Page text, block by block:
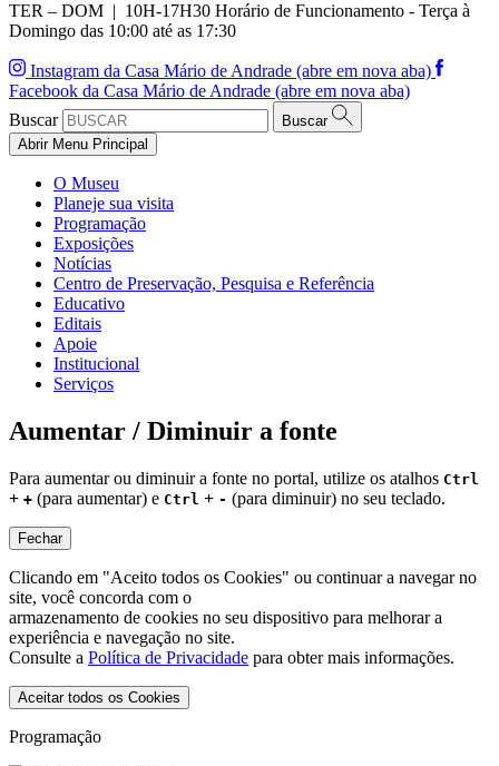
TER – DOM | 10H-17H30 Horário de Funcionamento - Terça à
Domingo das 10:00 até as 17:30
Instagram da Casa Mário de Andrade (abre em nova aba)
Facebook da Casa Mário de Andrade (abre em nova aba)
Buscar
Buscar
Abrir Menu Principal
O Museu
Planeje sua visita
Programação
Exposições
Notícias
Centro de Preservação, Pesquisa e Referência
Educativo
Editais
Apoie
Institucional
Serviços
Aumentar / Diminuir a fonte
Para aumentar ou diminuir a fonte no portal, utilize os atalhos Ctrl
+ + (para aumentar) e Ctrl + - (para diminuir) no seu teclado.
Fechar
Clicando em "Aceito todos os Cookies" ou continuar a navegar no
site, você concorda com o
armazenamento de cookies no seu dispositivo para melhorar a
experiência e navegação no site.
Consulte a Política de Privacidade para obter mais informações.
Aceitar todos os Cookies
Programação